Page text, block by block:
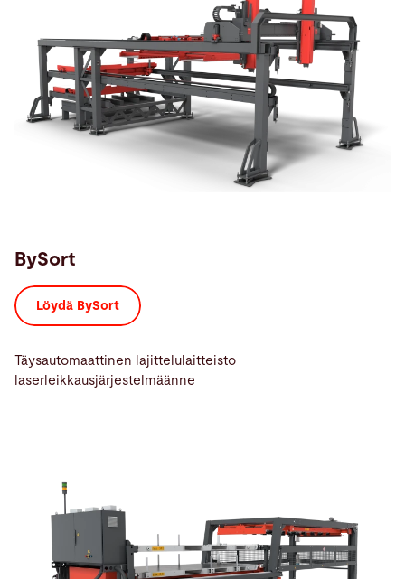
BySort
Löydä BySort
Täysautomaattinen lajittelulaitteisto
laserleikkausjärjestelmäänne